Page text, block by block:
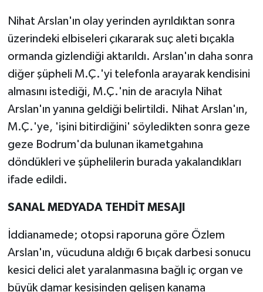
Nihat Arslan'ın olay yerinden ayrıldıktan sonra
üzerindeki elbiseleri çıkararak suç aleti bıçakla
ormanda gizlendiği aktarıldı. Arslan'ın daha sonra
diğer şüpheli M.Ç.'yi telefonla arayarak kendisini
almasını istediği, M.Ç.'nin de aracıyla Nihat
Arslan'ın yanına geldiği belirtildi. Nihat Arslan'ın,
M.Ç.'ye, 'işini bitirdiğini' söyledikten sonra geze
geze Bodrum'da bulunan ikametgahına
döndükleri ve şüphelilerin burada yakalandıkları
ifade edildi.
SANAL MEDYADA TEHDİT MESAJI
İddianamede; otopsi raporuna göre Özlem
Arslan'ın, vücuduna aldığı 6 bıçak darbesi sonucu
kesici delici alet yaralanmasına bağlı iç organ ve
büyük damar kesisinden gelişen kanama